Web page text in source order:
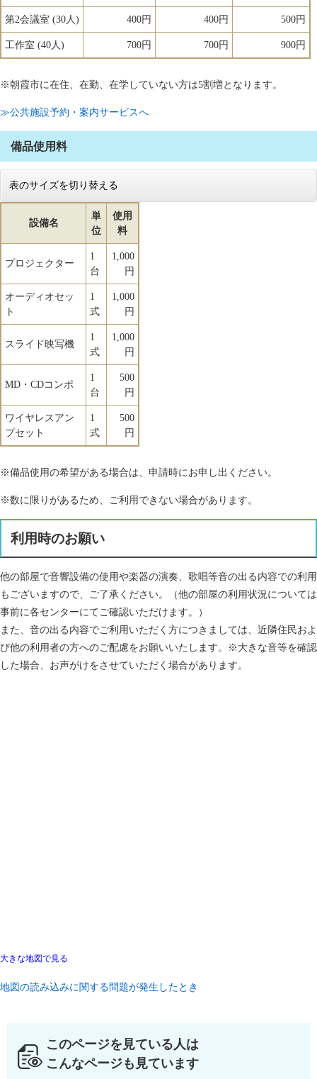
第2会議室 (30人) 400円 400円 500円
工作室 (40人) 700円 700円 900円
※朝霞市に在住、在勤、在学していない方は5割増となります。
≫公共施設予約・案内サービスへ
備品使用料
表のサイズを切り替える
設備名
単
位
使用
料
プロジェクター
1
台
1,000
円
オーディオセッ
ト
1
式
1,000
円
スライド映写機
1
式
1,000
円
MD・CDコンポ
1
台
500
円
ワイヤレスアン
プセット
1
式
500
円
※備品使用の希望がある場合は、申請時にお申し出ください。
※数に限りがあるため、ご利用できない場合があります。
利用時のお願い
他の部屋で音響設備の使用や楽器の演奏、歌唱等音の出る内容での利用
もございますので、ご了承ください。（他の部屋の利用状況については
事前に各センターにてご確認いただけます。）
また、音の出る内容でご利用いただく方につきましては、近隣住民およ
び他の利用者の方へのご配慮をお願いいたします。※大きな音等を確認
した場合、お声がけをさせていただく場合があります。
大きな地図で見る
地図の読み込みに関する問題が発生したとき
このページを見ている人は
こんなページも見ています